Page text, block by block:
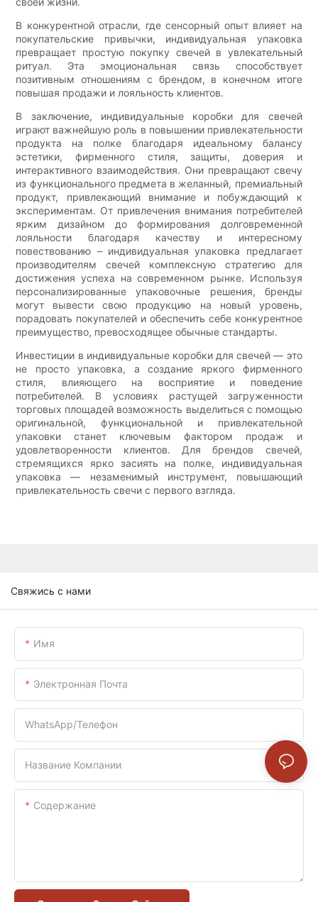
В конкурентной отрасли, где сенсорный опыт влияет на
покупательские привычки, индивидуальная упаковка
превращает простую покупку свечей в увлекательный
ритуал. Эта эмоциональная связь способствует
позитивным отношениям с брендом, в конечном итоге
повышая продажи и лояльность клиентов.
В заключение, индивидуальные коробки для свечей
играют важнейшую роль в повышении привлекательности
продукта на полке благодаря идеальному балансу
эстетики, фирменного стиля, защиты, доверия и
интерактивного взаимодействия. Они превращают свечу
из функционального предмета в желанный, премиальный
продукт, привлекающий внимание и побуждающий к
экспериментам. От привлечения внимания потребителей
ярким дизайном до формирования долговременной
лояльности благодаря качеству и интересному
повествованию – индивидуальная упаковка предлагает
производителям свечей комплексную стратегию для
достижения успеха на современном рынке. Используя
персонализированные упаковочные решения, бренды
могут вывести свою продукцию на новый уровень,
порадовать покупателей и обеспечить себе конкурентное
преимущество, превосходящее обычные стандарты.
Инвестиции в индивидуальные коробки для свечей — это
не просто упаковка, а создание яркого фирменного
стиля, влияющего на восприятие и поведение
потребителей. В условиях растущей загруженности
торговых площадей возможность выделиться с помощью
оригинальной, функциональной и привлекательной
упаковки станет ключевым фактором продаж и
удовлетворенности клиентов. Для брендов свечей,
стремящихся ярко засиять на полке, индивидуальная
упаковка — незаменимый инструмент, повышающий
привлекательность свечи с первого взгляда.
Свяжись с нами
Имя
Электронная Почта
WhatsApp/телефон
Название Компании
Содержание